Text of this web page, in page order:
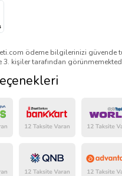
ödeme bilgilerinizi güvende
3. kişiler tarafından